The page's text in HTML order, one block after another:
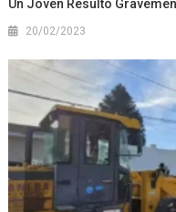
Un Joven Resultó
20/02/2023